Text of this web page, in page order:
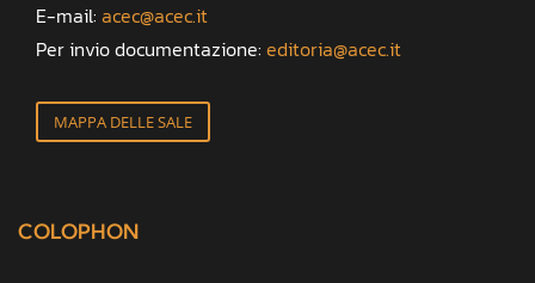
E-mail: acec@acec.it
Per invio documentazione: editoria@acec.it
MAPPA DELLE SALE
COLOPHON